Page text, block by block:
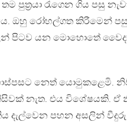
තම පුත‍්‍රයා රැගෙන ගිය පසු
ඔහු රෝහල්ගත කිරීමෙන්
පිටව යන මොහොතේ
නෙත් යොමුකළෙමි.
නැත. එය විශේෂයකි. ඒ
පහන අසලින්